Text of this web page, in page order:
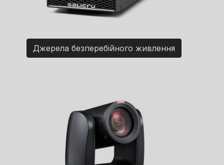
Джерела безперебійного живлення